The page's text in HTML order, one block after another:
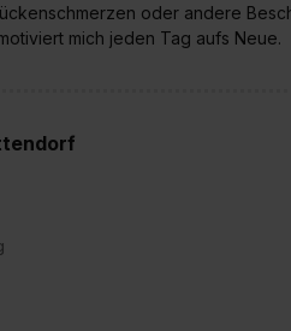
oder andere
mich jeden Tag aufs Neue.